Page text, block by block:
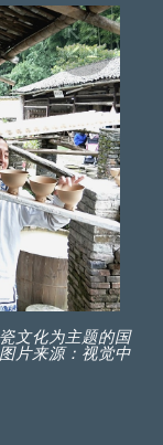
文化为主题的国
片来源：视觉中